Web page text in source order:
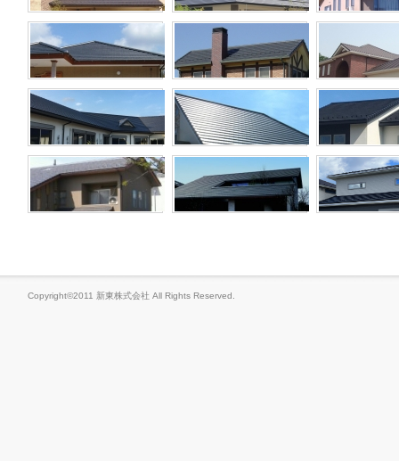
Copyright©2011 新東株式会社 All Rights Reserved.